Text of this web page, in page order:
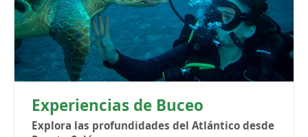
Experiencias de Buceo
Explora las profundidades del Atlántico desde